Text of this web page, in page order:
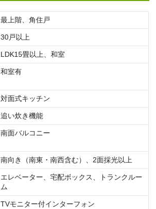
最上階、角住戸
30戸以上
LDK15畳以上、和室
和室有
対面式キッチン
追い炊き機能
南面バルコニー
南向き（南東・南西含む）、2面採光以上
エレベーター、宅配ボックス、トランクルー
ム
TVモニター付インターフォン